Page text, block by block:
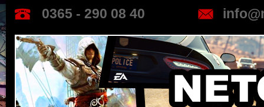
0365 - 290 08 40